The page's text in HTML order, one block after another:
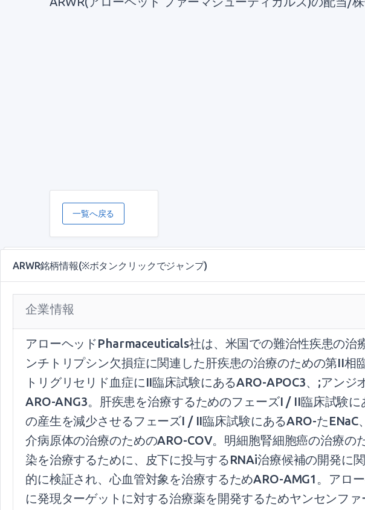
一覧へ戻る
ARWR銘柄情報(※ボタンクリックでジャンプ)
企業情報
アローヘッドPharmaceuticals社は、米国での難治性疾患の
ンチトリプシン欠損症に関連した肝疾患の治療のための第II
トリグリセリド血症にII臨床試験にあるARO-APOC3、;アン
ARO-ANG3。肝疾患を治療するためのフェーズI / II臨床試験
の産生を減少させるフェーズI / II臨床試験にあるARO-た
介病原体の治療のためのARO-COV。明細胞腎細胞癌の治療
染を治療するために、皮下に投与するRNAi治療候補の開発
的に検証され、心血管対象を治療するためARO-AMG1。アロ
に発現ターゲットに対する治療薬を開発するためヤンセンフ